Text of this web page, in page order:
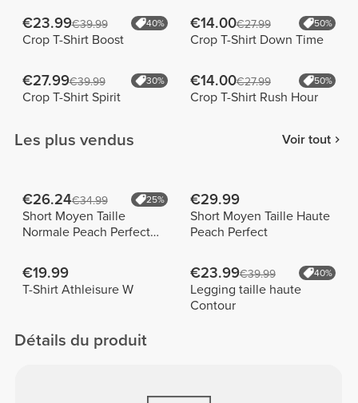
€23.99€39.99 40%
Crop T-Shirt Boost
€14.00€27.99 50%
Crop T-Shirt Down Time
€27.99€39.99 30%
Crop T-Shirt Spirit
€14.00€27.99 50%
Crop T-Shirt Rush Hour
Les plus vendus Voir tout
€26.24€34.99 25%
Short Moyen Taille
Normale Peach Perfect
€29.99
Short Moyen Taille Haute
Peach Perfect
€19.99
T-Shirt Athleisure W
€23.99€39.99 40%
Legging taille haute
Contour
Détails du produit